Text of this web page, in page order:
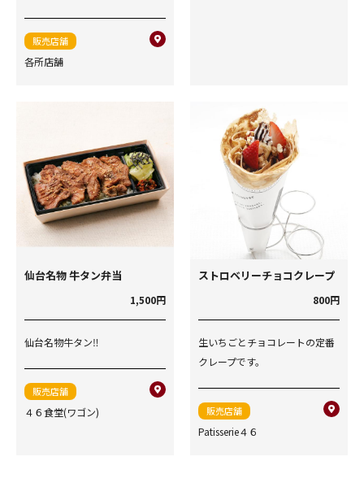
販売店舗
各所店舗
仙台名物 牛タン弁当
1,500円
仙台名物牛タン‼
販売店舗
４６食堂(ワゴン)
ストロベリーチョコクレープ
800円
生いちごとチョコレートの定番
クレープです。
販売店舗
Patisserie４６